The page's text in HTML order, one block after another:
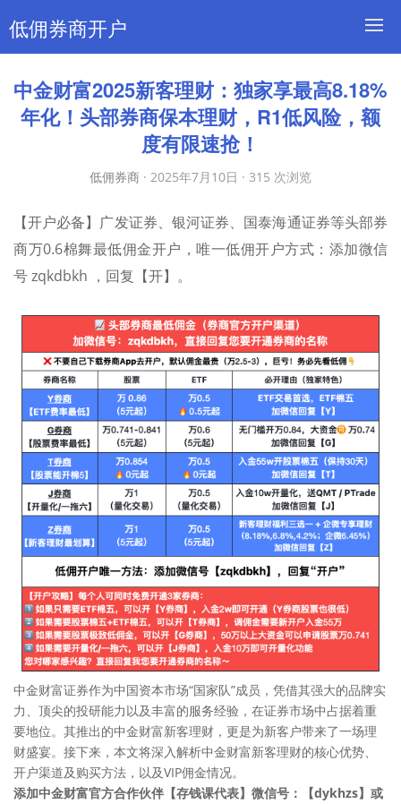
低佣券商开户
中金财富2025新客理财：独家享最高8.18%
年化！头部券商保本理财，R1低风险，额
度有限速抢！
低佣券商 · 2025年7月10日 · 315 次浏览
【开户必备】广发证券、银河证券、国泰海通证券等头部券
商万0.6棉舞最低佣金开户，唯一低佣开户方式：添加微信
号 zqkdbkh ，回复【开】。
中金财富证券作为中国资本市场“国家队”成员，凭借其强大的品牌实
力、顶尖的投研能力以及丰富的服务经验，在证券市场中占据着重
要地位。其推出的中金财富新客理财，更是为新客户带来了一场理
财盛宴。接下来，本文将深入解析中金财富新客理财的核心优势、
开户渠道及购买方法，以及VIP佣金情况。
添加中金财富官方合作伙伴【存钱课代表】微信号：【dykhzs】或